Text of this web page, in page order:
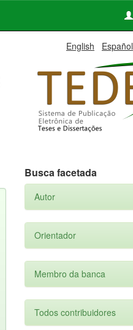
English Español
Busca facetada
Autor
Orientador
Membro da banca
Todos contribuidores